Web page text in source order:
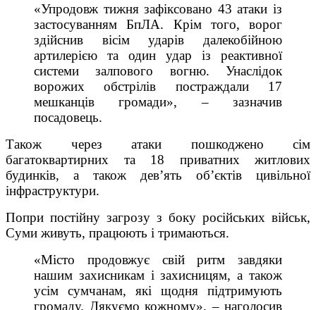
«Упродовж тижня зафіксовано 43 атаки із
застосуванням БпЛА. Крім того, ворог
здійснив вісім ударів далекобійною
артилерією та один удар із реактивної
системи залпового вогню. Унаслідок
ворожих обстрілів постраждали 17
мешканців громади», – зазначив
посадовець.
Також через атаки пошкоджено сім
багатоквартирних та 18 приватних житлових
будинків, а також дев’ять об’єктів цивільної
інфраструктури.
Попри постійну загрозу з боку російських військ,
Суми живуть, працюють і тримаються.
«Місто продовжує свій ритм завдяки
нашим захисникам і захисницям, а також
усім сумчанам, які щодня підтримують
громаду. Дякуємо кожному», – наголосив